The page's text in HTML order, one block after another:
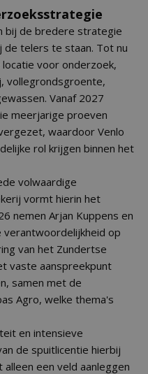
bij de bredere strategie
de telers te staan. Tot nu
voor onderzoek,
vollegrondsgroente,
Vanaf 2027
meerjarige proeven
waardoor Venlo
rol krijgen binnen het
volwaardige
vormt hierin het
nemen Arjan Kuppens en
verantwoordelijkheid op
van het Zundertse
vaste aanspreekpunt
samen met de
Agro, welke thema's
en intensieve
de spuitlicentie hierbij
een veld aanleggen